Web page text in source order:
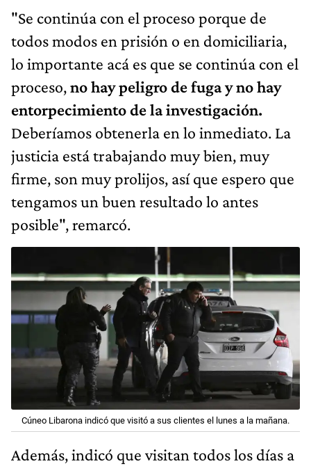
"Se continúa con el proceso porque de
todos modos en prisión o en domiciliaria,
lo importante acá es que se continúa con el
proceso,no hay peligro de fuga y no hay
entorpecimiento de la investigación.
Deberíamos obtenerla en lo inmediato. La
justicia está trabajando muy bien, muy
firme, son muy prolijos, así que espero que
tengamos un buen resultado lo antes
posible", remarcó.
Cúneo Libarona indicó que visitó a sus clientes el lunes a la mañana.
Además, indicó que visitan todos los días a